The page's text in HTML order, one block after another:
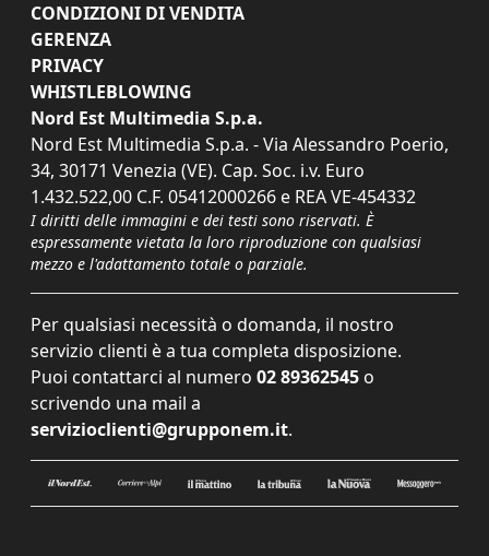
CONDIZIONI DI VENDITA
GERENZA
PRIVACY
WHISTLEBLOWING
Nord Est Multimedia S.p.a.
Nord Est Multimedia S.p.a. - Via Alessandro Poerio,
34, 30171 Venezia (VE). Cap. Soc. i.v. Euro
1.432.522,00 C.F. 05412000266 e REA VE-454332
I diritti delle immagini e dei testi sono riservati. È
espressamente vietata la loro riproduzione con qualsiasi
mezzo e l'adattamento totale o parziale.
Per qualsiasi necessità o domanda, il nostro
servizio clienti è a tua completa disposizione.
Puoi contattarci al numero 02 89362545 o
scrivendo una mail a
servizioclienti@grupponem.it.